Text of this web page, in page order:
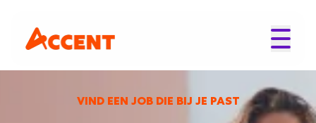
VIND EEN JOB DIE BIJ JE PAST